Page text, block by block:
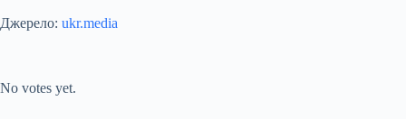
Джерело: ukr.media
No votes yet.